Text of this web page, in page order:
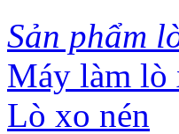
Sản phẩm
Máy làm lò
Lò xo nén